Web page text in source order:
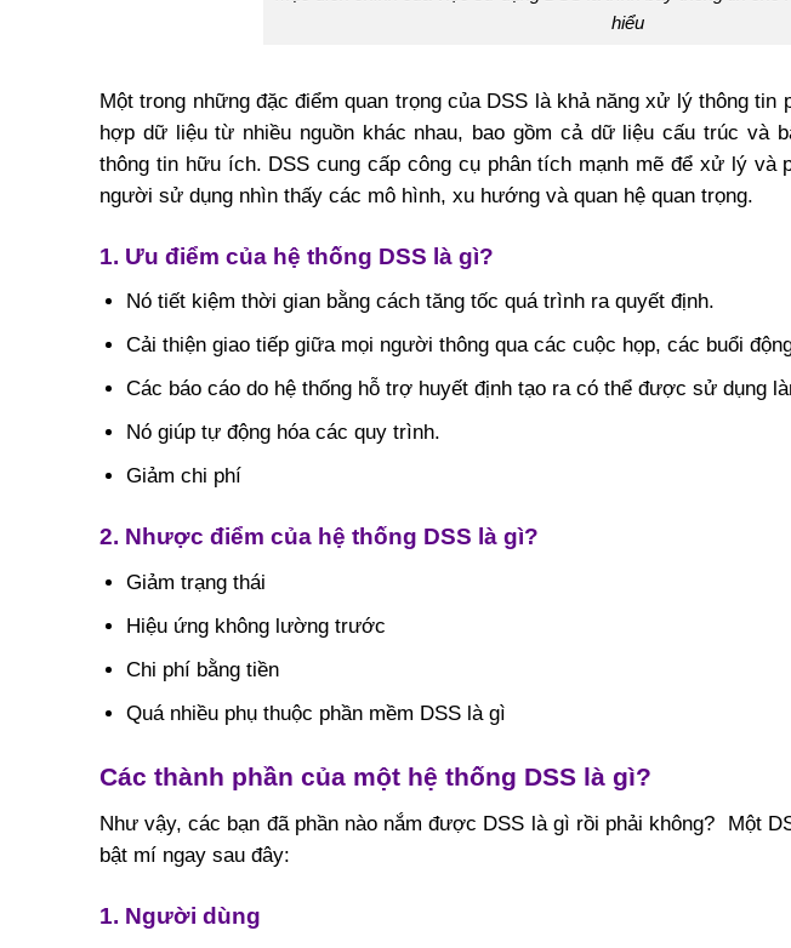
hiểu
Một trong những đặc điểm quan trọng của DSS là khả năng xử lý thông
hợp dữ liệu từ nhiều nguồn khác nhau, bao gồm cả dữ liệu cấu trúc và
thông tin hữu ích. DSS cung cấp công cụ phân tích mạnh mẽ để xử lý
người sử dụng nhìn thấy các mô hình, xu hướng và quan hệ quan trọng.
1. Ưu điểm của hệ thống DSS là gì?
Nó tiết kiệm thời gian bằng cách tăng tốc quá trình ra quyết định.
Cải thiện giao tiếp giữa mọi người thông qua các cuộc họp, các buổi
Các báo cáo do hệ thống hỗ trợ huyết định tạo ra có thể được sử dụng
Nó giúp tự động hóa các quy trình.
Giảm chi phí
2. Nhược điểm của hệ thống DSS là gì?
Giảm trạng thái
Hiệu ứng không lường trước
Chi phí bằng tiền
Quá nhiều phụ thuộc phần mềm DSS là gì
Các thành phần của một hệ thống DSS là gì?
Như vậy, các bạn đã phần nào nắm được DSS là gì rồi phải không? Một
bật mí ngay sau đây:
1. Người dùng